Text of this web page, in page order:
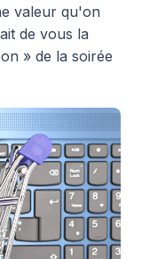
valeur qu'on
de vous la
» de la soirée